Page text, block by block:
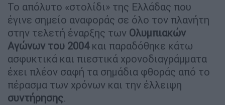
Το απόλυτο «στολίδι» της Ελλάδας που
έγινε σημείο αναφοράς σε όλο τον πλανήτη
στην τελετή έναρξης των Ολυμπιακών
Αγώνων του 2004και παραδόθηκε κάτω
ασφυκτικά και πιεστικά χρονοδιαγράμματα
έχει πλέον σαφή τα σημάδια φθοράς από το
πέρασμα των χρόνων και την έλλειψη
συντήρησης.